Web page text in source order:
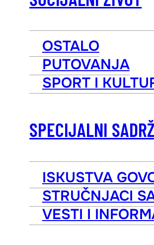
OSTALO
PUTOVANJA
SPORT I
SPECIJALNI
ISKUSTVA
STRUČNJACI
VESTI I